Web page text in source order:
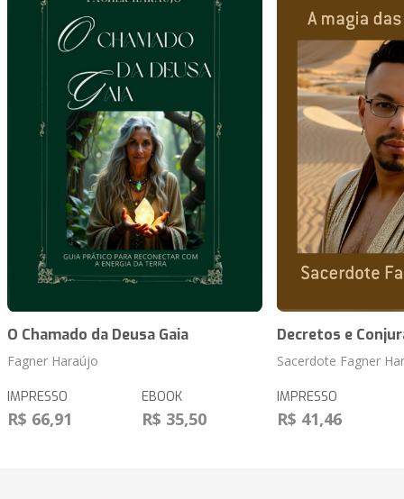
O Chamado da Deusa Gaia
Fagner Haraújo
IMPRESSO
R$ 66,91
EBOOK
R$ 35,50
Decretos e
Sacerdote Fagner
IMPRESSO
R$ 41,46